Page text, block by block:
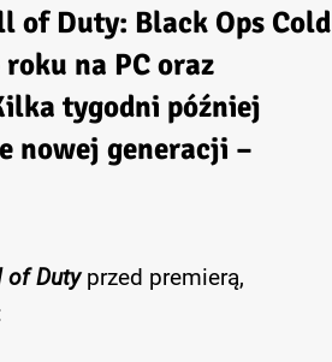
of Duty: Black Ops Cold
na PC oraz
tygodni później
nowej generacji –
of Dutyprzed premierą,